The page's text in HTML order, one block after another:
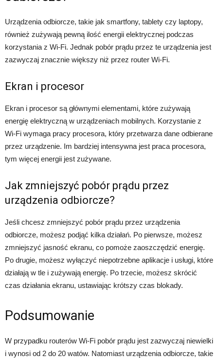
Urządzenia odbiorcze, takie jak smartfony, tablety czy laptopy,
również zużywają pewną ilość energii elektrycznej podczas
korzystania z Wi-Fi. Jednak pobór prądu przez te urządzenia jest
zazwyczaj znacznie większy niż przez router Wi-Fi.
Ekran i procesor
Ekran i procesor są głównymi elementami, które zużywają
energię elektryczną w urządzeniach mobilnych. Korzystanie z
Wi-Fi wymaga pracy procesora, który przetwarza dane odbierane
przez urządzenie. Im bardziej intensywna jest praca procesora,
tym więcej energii jest zużywane.
Jak zmniejszyć pobór prądu przez
urządzenia odbiorcze?
Jeśli chcesz zmniejszyć pobór prądu przez urządzenia
odbiorcze, możesz podjąć kilka działań. Po pierwsze, możesz
zmniejszyć jasność ekranu, co pomoże zaoszczędzić energię.
Po drugie, możesz wyłączyć niepotrzebne aplikacje i usługi, które
działają w tle i zużywają energię. Po trzecie, możesz skrócić
czas działania ekranu, ustawiając krótszy czas blokady.
Podsumowanie
W przypadku routerów Wi-Fi pobór prądu jest zazwyczaj niewielki
i wynosi od 2 do 20 watów. Natomiast urządzenia odbiorcze, takie